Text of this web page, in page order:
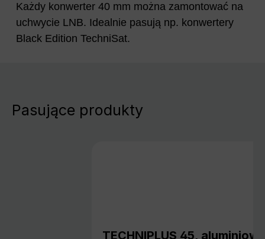
Każdy konwerter 40 mm można zamontować na
uchwycie LNB. Idealnie pasują np. konwertery
Black Edition TechniSat.
Pasujące produkty
TECHNIPLUS 45,